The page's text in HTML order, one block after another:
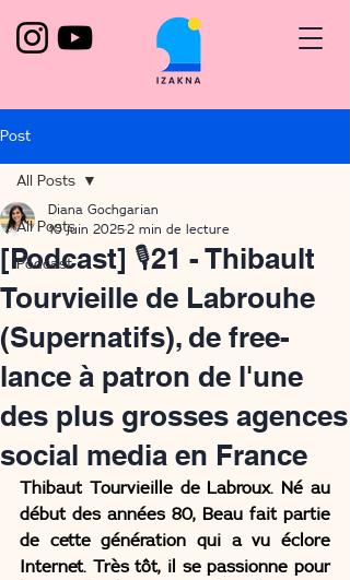
Post
All Posts
Podcast
All Posts
[Podcast] 🎙️21 - Thibault
Tourvieille de Labrouhe
(Supernatifs), de free-
lance à patron de l'une
des plus grosses agences
social media en France
Diana Gochgarian
10 juin 20252 min de lecture
Thibaut Tourvieille de Labroux. Né au
début des années 80, Beau fait partie
de cette génération qui a vu éclore
Internet. Très tôt, il se passionne pour